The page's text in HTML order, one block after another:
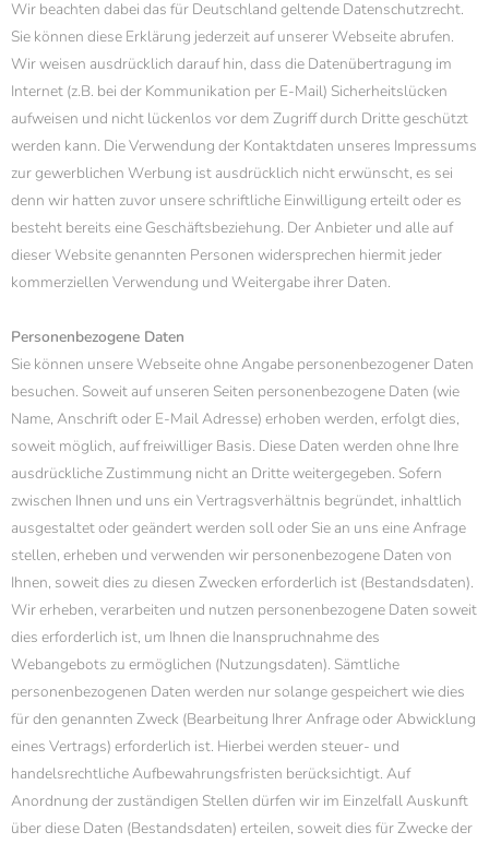
Wir beachten dabei das für Deutschland geltende Datenschutzrecht.
Sie können diese Erklärung jederzeit auf unserer Webseite abrufen.
Wir weisen ausdrücklich darauf hin, dass die Datenübertragung im
Internet (z.B. bei der Kommunikation per E-Mail) Sicherheitslücken
aufweisen und nicht lückenlos vor dem Zugriff durch Dritte geschützt
werden kann. Die Verwendung der Kontaktdaten unseres Impressums
zur gewerblichen Werbung ist ausdrücklich nicht erwünscht, es sei
denn wir hatten zuvor unsere schriftliche Einwilligung erteilt oder es
besteht bereits eine Geschäftsbeziehung. Der Anbieter und alle auf
dieser Website genannten Personen widersprechen hiermit jeder
kommerziellen Verwendung und Weitergabe ihrer Daten.
Personenbezogene Daten
Sie können unsere Webseite ohne Angabe personenbezogener Daten
besuchen. Soweit auf unseren Seiten personenbezogene Daten (wie
Name, Anschrift oder E-Mail Adresse) erhoben werden, erfolgt dies,
soweit möglich, auf freiwilliger Basis. Diese Daten werden ohne Ihre
ausdrückliche Zustimmung nicht an Dritte weitergegeben. Sofern
zwischen Ihnen und uns ein Vertragsverhältnis begründet, inhaltlich
ausgestaltet oder geändert werden soll oder Sie an uns eine Anfrage
stellen, erheben und verwenden wir personenbezogene Daten von
Ihnen, soweit dies zu diesen Zwecken erforderlich ist (Bestandsdaten).
Wir erheben, verarbeiten und nutzen personenbezogene Daten soweit
dies erforderlich ist, um Ihnen die Inanspruchnahme des
Webangebots zu ermöglichen (Nutzungsdaten). Sämtliche
personenbezogenen Daten werden nur solange gespeichert wie dies
für den genannten Zweck (Bearbeitung Ihrer Anfrage oder Abwicklung
eines Vertrags) erforderlich ist. Hierbei werden steuer- und
handelsrechtliche Aufbewahrungsfristen berücksichtigt. Auf
Anordnung der zuständigen Stellen dürfen wir im Einzelfall Auskunft
über diese Daten (Bestandsdaten) erteilen, soweit dies für Zwecke der